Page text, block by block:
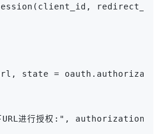
state =
URL进行授权:",